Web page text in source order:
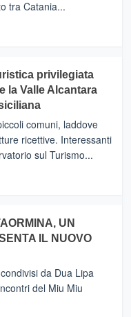
tra Catania...
privilegiata
la Valle Alcantara
comuni, laddove
ricettive. Interessanti
sul Turismo...
UN
IL NUOVO
da Dua Lipa
del Miu Miu